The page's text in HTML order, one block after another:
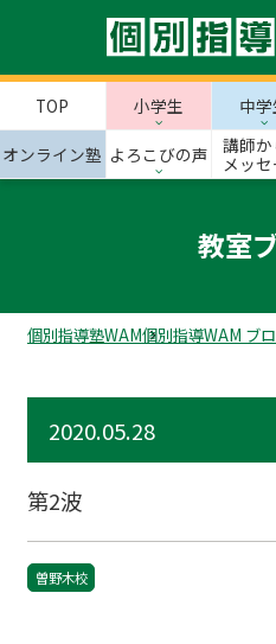
TOP 小学生 中学
オンライン塾 よろこびの声
講師か
メッ
教室
個別指導塾WAM個別指導WAM ブ
2020.05.28
第2波
曽野木校